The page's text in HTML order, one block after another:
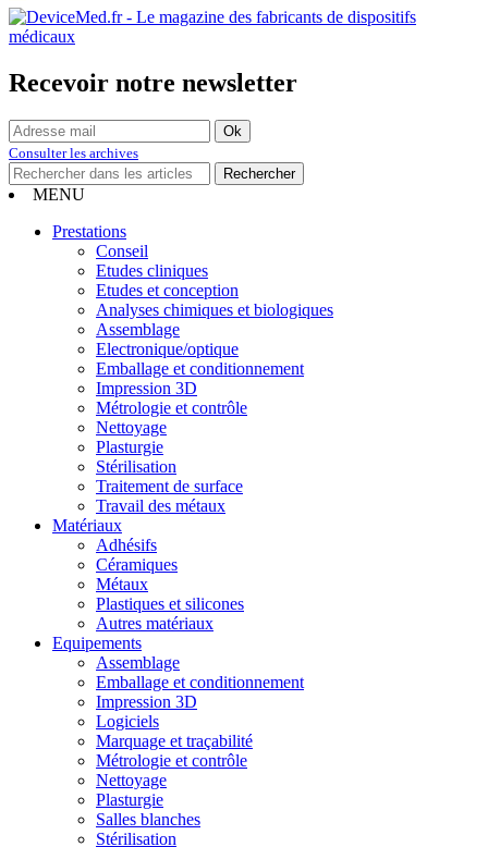
Recevoir notre newsletter
Consulter les archives
MENU
Prestations
Conseil
Etudes cliniques
Etudes et conception
Analyses chimiques et biologiques
Assemblage
Electronique/optique
Emballage et conditionnement
Impression 3D
Métrologie et contrôle
Nettoyage
Plasturgie
Stérilisation
Traitement de surface
Travail des métaux
Matériaux
Adhésifs
Céramiques
Métaux
Plastiques et silicones
Autres matériaux
Equipements
Assemblage
Emballage et conditionnement
Impression 3D
Logiciels
Marquage et traçabilité
Métrologie et contrôle
Nettoyage
Plasturgie
Salles blanches
Stérilisation